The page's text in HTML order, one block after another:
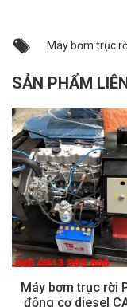
Máy bơm trục
SẢN PHẨM
Máy bơm trục rời
động cơ diesel